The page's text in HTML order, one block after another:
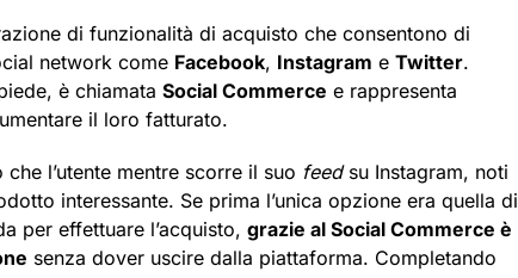
di funzionalità di acquisto che consentono di
network come Facebook, Instagram e Twitter.
è chiamata Social Commerce e rappresenta
il loro fatturato.
l’utente mentre scorre il suo feedsu Instagram, noti
interessante. Se prima l’unica opzione era quella di
per effettuare l’acquisto, grazie al Social Commerce è
senza dover uscire dalla piattaforma. Completando